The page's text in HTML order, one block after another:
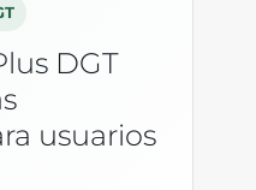
DGT
usuarios